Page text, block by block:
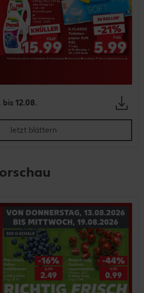
12.08.
Jetzt blättern